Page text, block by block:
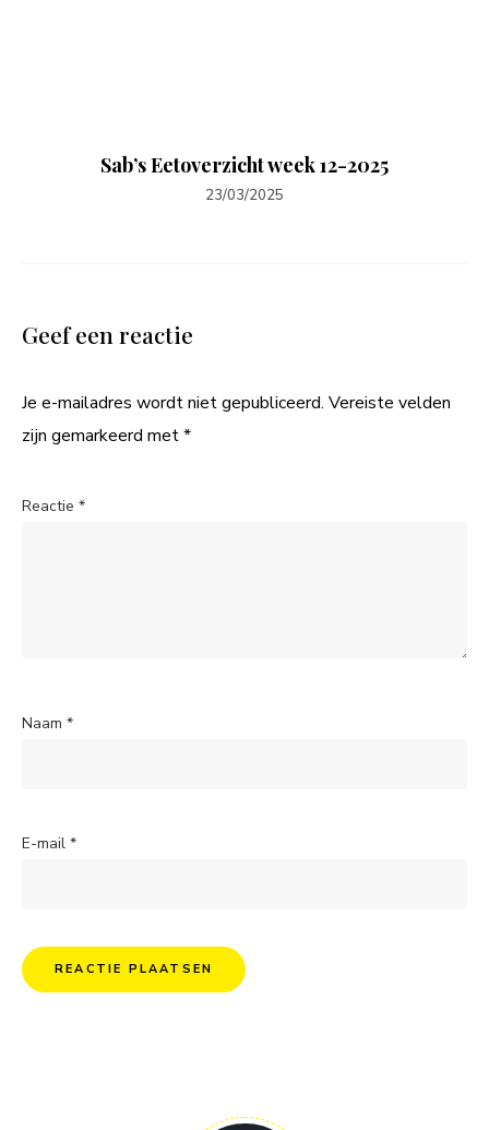
Sab’s Eetoverzicht week 12-2025
23/03/2025
Geef een reactie
Je e-mailadres wordt niet gepubliceerd. Vereiste velden
zijn gemarkeerd met*
Reactie *
Naam *
E-mail *